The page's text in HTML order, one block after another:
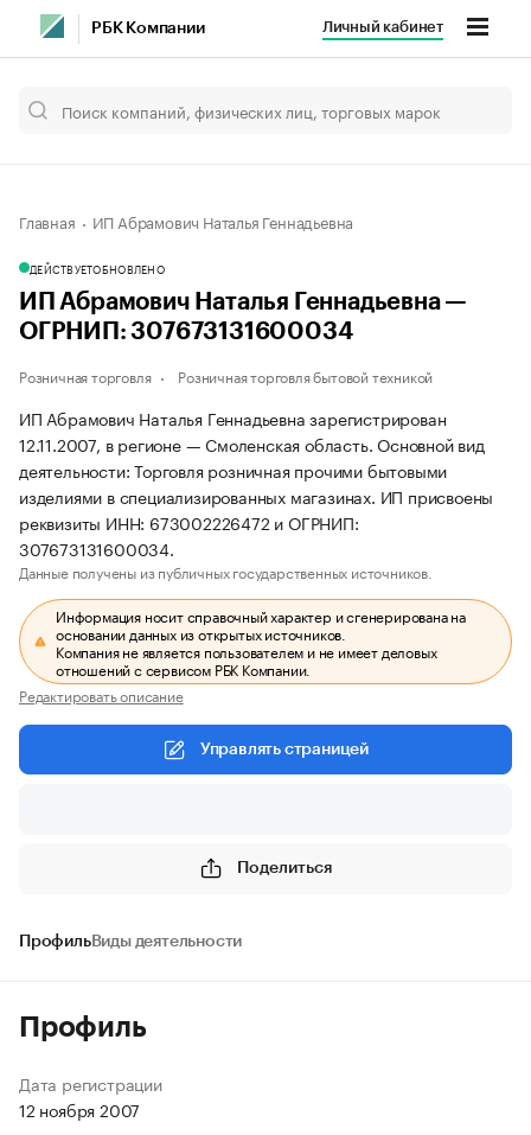
РБК Компании Личный кабинет
Главная ИП Абрамович Наталья Геннадьевна
ДЕЙСТВУЕТОБНОВЛЕНО
ИП Абрамович Наталья Геннадьевна —
ОГРНИП: 307673131600034
Розничная торговля Розничная торговля бытовой техникой
ИП Абрамович Наталья Геннадьевна зарегистрирован
12.11.2007, в регионе — Смоленская область. Основной вид
деятельности: Торговля розничная прочими бытовыми
изделиями в специализированных магазинах. ИП присвоены
реквизиты ИНН: 673002226472 и ОГРНИП:
307673131600034.
Данные получены из публичных государственных источников.
Информация носит справочный характер и сгенерирована на
основании данных из открытых источников.
Компания не является пользователем и не имеет деловых
отношений с сервисом РБК Компании.
Редактировать описание
Управлять страницей
Поделиться
ПрофильВиды деятельности
Профиль
Дата регистрации
12 ноября 2007